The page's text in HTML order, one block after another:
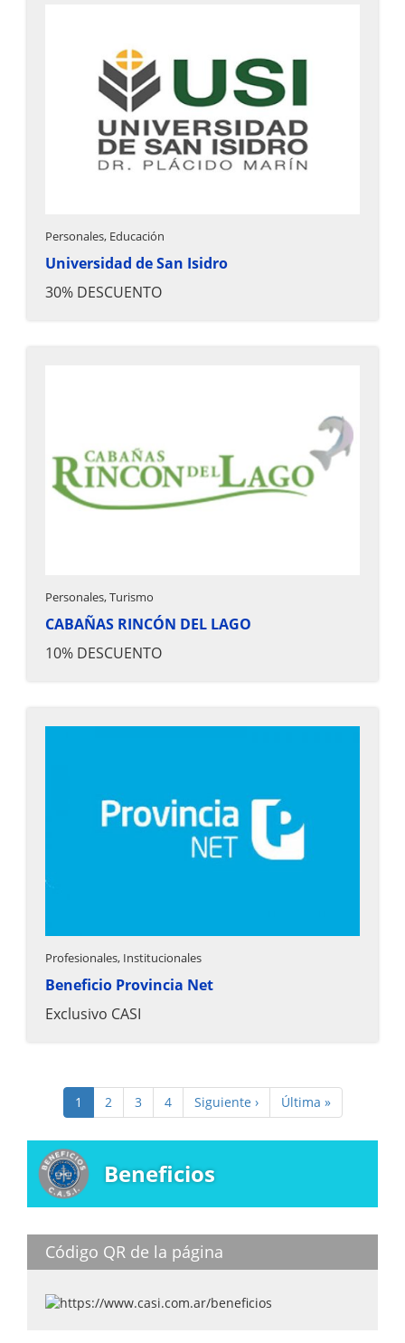
Personales, Educación
Universidad de San Isidro
30% DESCUENTO
Personales, Turismo
CABAÑAS RINCÓN DEL LAGO
10% DESCUENTO
Profesionales, Institucionales
Beneficio Provincia Net
Exclusivo CASI
Paginación
Página
actual
1 Page
2 Page
3 Page
4
Siguiente
página
Siguiente ›
Última
página
Última »
Beneficios
Código QR de la página